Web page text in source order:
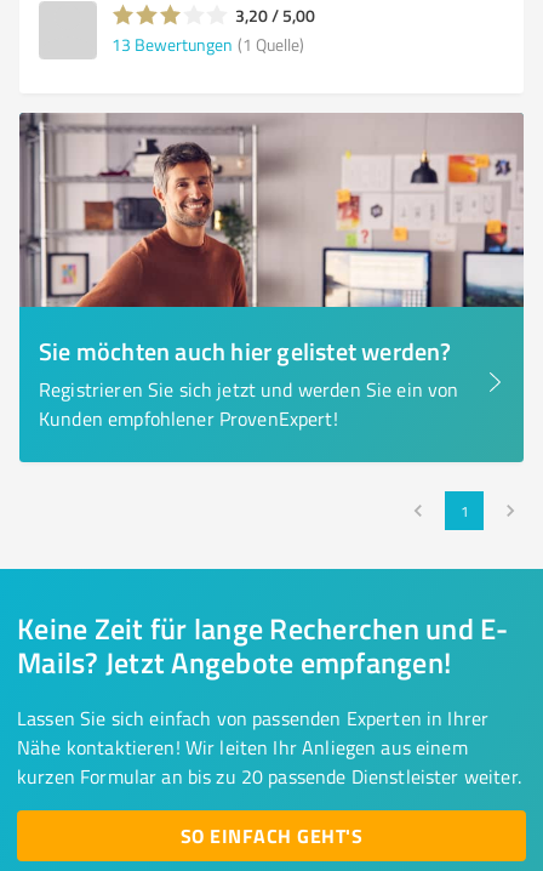
3,20 / 5,00
13 Bewertungen (1 Quelle)
Sie möchten auch hier gelistet werden?
Registrieren Sie sich jetzt und werden Sie ein von
Kunden empfohlener ProvenExpert!
1
Keine Zeit für lange Recherchen und E-
Mails? Jetzt Angebote empfangen!
Lassen Sie sich einfach von passenden Experten in Ihrer
Nähe kontaktieren! Wir leiten Ihr Anliegen aus einem
kurzen Formular an bis zu 20 passende Dienstleister weiter.
SO EINFACH GEHT'S